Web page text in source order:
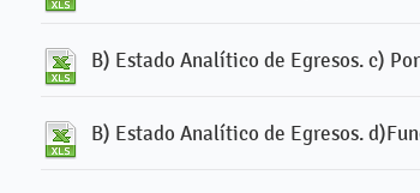
B) Estado Analítico de Egresos. c)
B) Estado Analítico de Egresos.